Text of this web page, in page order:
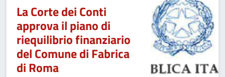
La Corte dei Conti
approva il piano di
riequilibrio finanziario
del Comune di Fabrica
di Roma